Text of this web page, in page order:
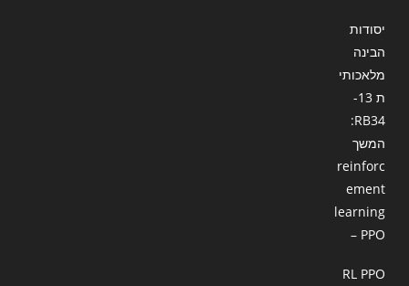
יסודות
הבינה
מלאכותי
ת 13-
RB34:
המשך
reinforc
ement
learning
– PPO
RL PPO